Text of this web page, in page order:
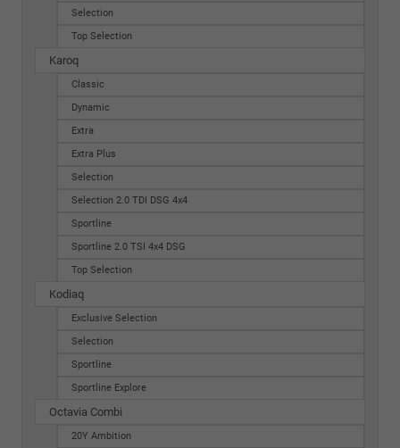
Selection
Top Selection
Karoq
Classic
Dynamic
Extra
Extra Plus
Selection
Selection 2.0 TDI DSG 4x4
Sportline
Sportline 2.0 TSI 4x4 DSG
Top Selection
Kodiaq
Exclusive Selection
Selection
Sportline
Sportline Explore
Octavia Combi
20Y Ambition